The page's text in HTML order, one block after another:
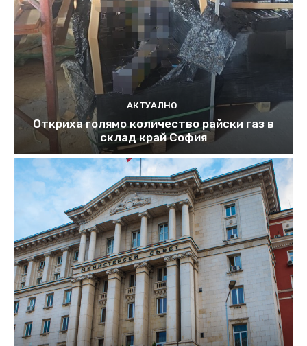
АКТУАЛНО
Откриха голямо количество райски газ в
склад край София